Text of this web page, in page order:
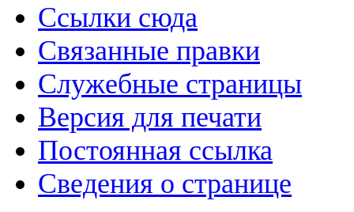
Ссылки сюда
Связанные правки
Служебные страницы
Версия для печати
Постоянная ссылка
Сведения о странице